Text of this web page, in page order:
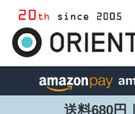
送料680円